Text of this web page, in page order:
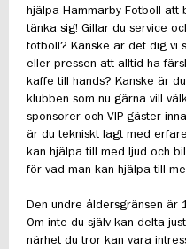
hjälpa Hammarby Fotboll
tänka sig! Gillar du service
fotboll? Kanske är det dig vi
eller pressen att alltid ha
kaffe till hands? Kanske är
klubben som nu gärna vill
sponsorer och VIP-gäster
är du tekniskt lagt med
kan hjälpa till med ljud och
för vad man kan hjälpa till
Den undre åldersgränsen är
Om inte du själv kan delta
närhet du tror kan vara